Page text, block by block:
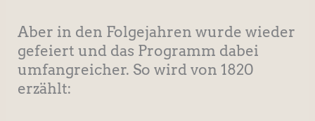
Aber in den Folgejahren wurde wieder
gefeiert und das Programm dabei
umfangreicher. So wird von 1820
erzählt: